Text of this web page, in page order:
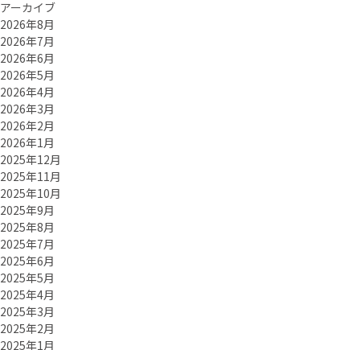
アーカイブ
2026年8月
2026年7月
2026年6月
2026年5月
2026年4月
2026年3月
2026年2月
2026年1月
2025年12月
2025年11月
2025年10月
2025年9月
2025年8月
2025年7月
2025年6月
2025年5月
2025年4月
2025年3月
2025年2月
2025年1月